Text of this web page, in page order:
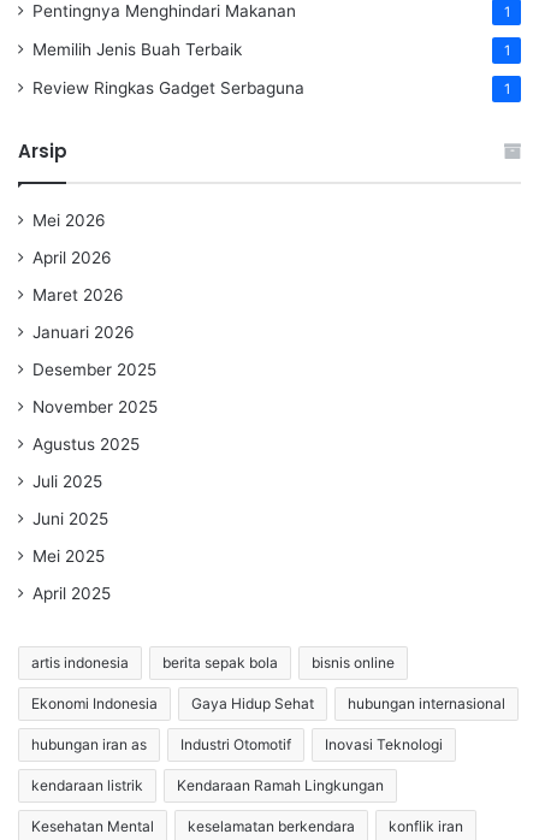
Pentingnya Menghindari Makanan 1
Memilih Jenis Buah Terbaik 1
Review Ringkas Gadget Serbaguna 1
Arsip
Mei 2026
April 2026
Maret 2026
Januari 2026
Desember 2025
November 2025
Agustus 2025
Juli 2025
Juni 2025
Mei 2025
April 2025
artis indonesia berita sepak bola bisnis online
Ekonomi Indonesia Gaya Hidup Sehat hubungan internasional
hubungan iran as Industri Otomotif Inovasi Teknologi
kendaraan listrik Kendaraan Ramah Lingkungan
Kesehatan Mental keselamatan berkendara konflik iran